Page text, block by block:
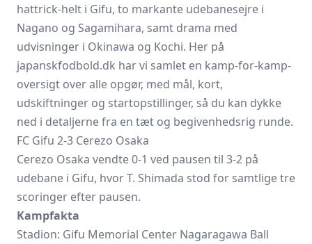
hattrick-helt i Gifu, to markante udebanesejre i
Nagano og Sagamihara, samt drama med
udvisninger i Okinawa og Kochi. Her på
japanskfodbold.dk har vi samlet en kamp-for-kamp-
oversigt over alle opgør, med mål, kort,
udskiftninger og startopstillinger, så du kan dykke
ned i detaljerne fra en tæt og begivenhedsrig runde.
FC Gifu 2-3 Cerezo Osaka
Cerezo Osaka vendte 0-1 ved pausen til 3-2 på
udebane i Gifu, hvor T. Shimada stod for samtlige tre
scoringer efter pausen.
Kampfakta
Stadion: Gifu Memorial Center Nagaragawa Ball